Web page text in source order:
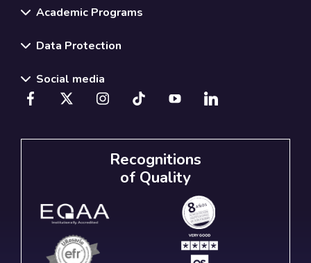
Academic Programs
Data Protection
Social media
Recognitions
of Quality